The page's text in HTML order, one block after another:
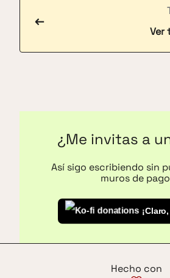
Ver
←
¿Me invitas a
Así sigo escribiendo sin
muros de
Hecho con